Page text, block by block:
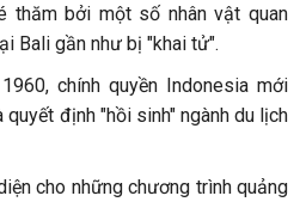
thăm bởi một số nhân vật quan
Bali gần như bị "khai tử".
chính quyền Indonesia mới
định "hồi sinh" ngành du lịch
cho những chương trình quảng